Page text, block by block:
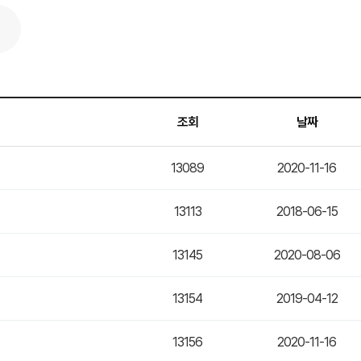
조회 날짜
13089 2020-11-16
13113 2018-06-15
13145 2020-08-06
13154 2019-04-12
13156 2020-11-16